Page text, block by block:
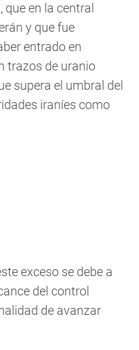
en la central
y que fue
entrado en
trazos de uranio
supera el umbral del
iraníes como
exceso se debe a
del control
de avanzar